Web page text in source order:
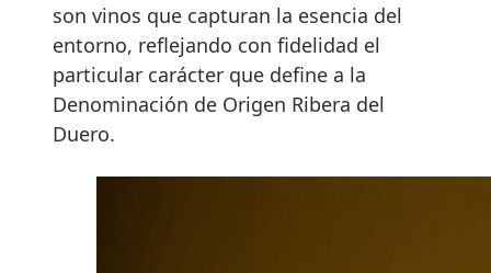
son vinos que capturan la esencia del
entorno, reflejando con fidelidad el
particular carácter que define a la
Denominación de Origen Ribera del
Duero.